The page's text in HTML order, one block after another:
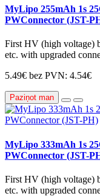
MyLipo 255mAh 1s
PWConnector (JST-
First HV (high voltage)
etc. with upgraded
5.49€ bez PVN: 4.54€
Paziņot man
MyLipo 333mAh 1s
PWConnector (JST-
First HV (high voltage)
etc. with upgraded